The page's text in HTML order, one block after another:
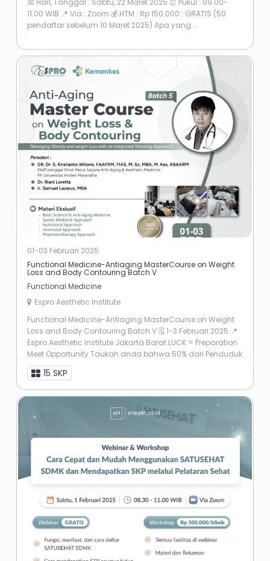
📅 Hari, Tanggal : Sabtu, 22 Maret 2025 ⏰ Pukul : 09.00-
11.00 WIB 📍 Via : Zoom 💰 HTM : Rp 150.000 : GRATIS (50
pendaftar sebelum 10 Maret 2025) Apa yang ...
01-03 Februari 2025
Functional Medicine-Antiaging MasterCourse on Weight
Loss and Body Contouring Batch V
Functional Medicine
Espro Aesthetic Institute
Functional Medicine-Antiaging MasterCourse on Weight
Loss and Body Contouring Batch V 🗓 1-3 Februari 2025 📍
Espro Aesthetic Institute Jakarta Barat LUCK = Preparation
Meet Opportunity Taukah anda bahwa 50% dari Penduduk
Indonesia ...
15 SKP